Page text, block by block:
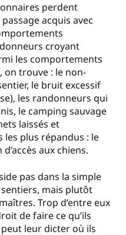
perdent
acquis avec
croyant
les comportements
on trouve : le non-
le bruit excessif
les randonneurs qui
le camping sauvage
laissés et
les plus répandus : le
aux chiens.
pas dans la simple
mais plutôt
Trop d’entre eux
de faire ce qu’ils
leur dicter où ils